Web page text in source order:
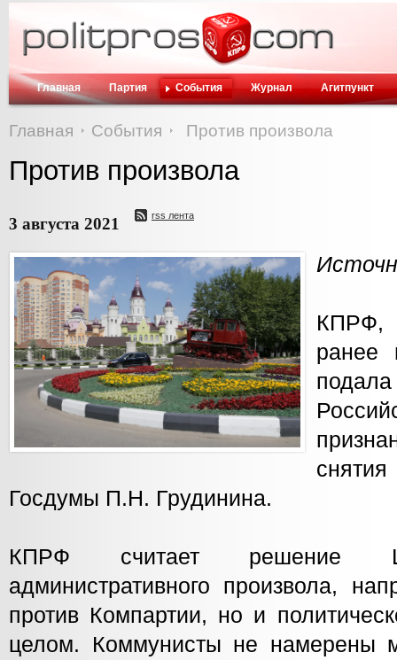
Главная Партия События Журнал Агитпункт
Главная События Против произвола
Против произвола
3 августа 2021 rss лента
КПРФ,
ранее
Госдумы П.Н. Грудинина.
КПРФ считает решение
административного произвола,
против Компартии, но и
целом. Коммунисты не намерены